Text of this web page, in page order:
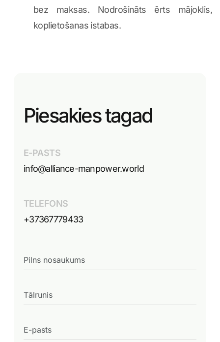
bez maksas. Nodrošināts ērts mājoklis,
koplietošanas istabas.
Piesakies tagad
E-PASTS
info@alliance-manpower.world
TELEFONS
+37367779433